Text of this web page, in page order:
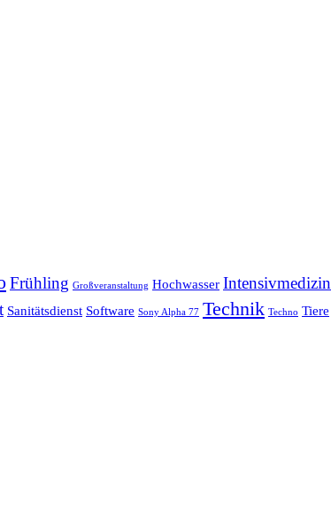
Frühling Großveranstaltung Hochwasser Intensivmedizin
Sanitätsdienst Software Sony Alpha 77 Technik Techno Tiere